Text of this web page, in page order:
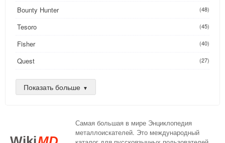
Bounty Hunter (48)
Tesoro (45)
Fisher (40)
Quest (27)
Golden Mask
Nokta
Показать больше
Самая большая в мире Энциклопедия
металлоискателей. Это международный